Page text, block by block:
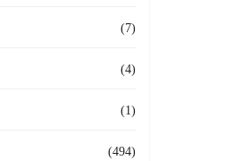
(7)
(4)
(1)
(494)